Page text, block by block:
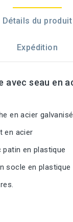
Détails du produit
Expédition
avec seau en
en acier galvanisé
en acier
patin en plastique
socle en plastique